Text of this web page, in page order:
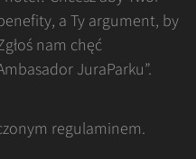
a Ty argument, by
nam chęć
JuraParku”.
regulaminem.